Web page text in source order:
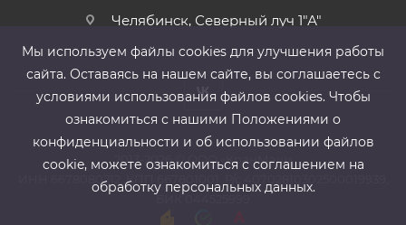
Челябинск, Северный луч 1"А"
2013-2026 ©ООО «КранМаш»
ИНН 6678080212, КПП 667801001 ,Р/с 40702810302500019939,
БИК 044525999
Мы используем файлы cооkies для улучшения работы
сайта. Оставаясь на нашем сайте, вы соглашаетесь с
условиями использования файлов cооkies. Чтобы
ознакомиться с нашими Положениями о
конфиденциальности и об использовании файлов
cookie, можете ознакомиться с соглашением на
обработку персональных данных.